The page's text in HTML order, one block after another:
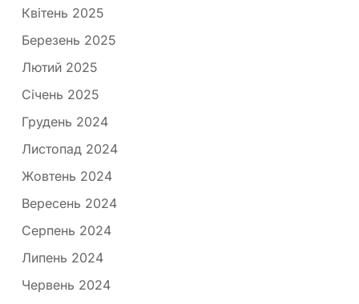
Квітень 2025
Березень 2025
Лютий 2025
Січень 2025
Грудень 2024
Листопад 2024
Жовтень 2024
Вересень 2024
Серпень 2024
Липень 2024
Червень 2024